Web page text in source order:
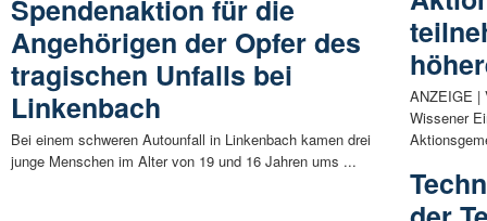
Spendenaktion für die
Angehörigen der Opfer des
tragischen Unfalls bei
Linkenbach
Bei einem schweren Autounfall in Linkenbach kamen drei
junge Menschen im Alter von 19 und 16 Jahren ums ...
ANZEIGE |
Wissener